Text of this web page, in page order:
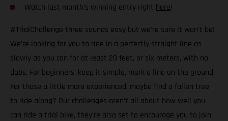
Watch last month’s winning entry right here!
#TrialChallenge three sounds easy but we’re sure it won’t be!
We’re looking for you to ride in a perfectly straight line as
slowly as you can for at least 20 feet, or six meters, with no
dabs. For beginners, keep it simple, mark a line on the ground.
For those a little more experienced, maybe find a fallen tree
to ride along? Our challenges aren’t all about how well you
can ride a trial bike, they’re also set to encourage you to join